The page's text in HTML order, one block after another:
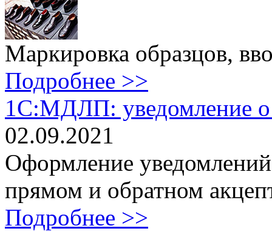
Маркировка образцов,
Подробнее >>
1С:МДЛП: уведомление о
02.09.2021
Оформление
прямом и обратном
Подробнее >>